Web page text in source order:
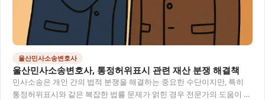
울산민사소송변호사
울산민사소송변호사, 통정허위표시 관련 재산 분쟁 해결책
민사소송은 개인 간의 법적 분쟁을 해결하는 중요한 수단이지만, 특히
통정허위표시와 같은 복잡한 법률 문제가 얽힌 경우 전문가의 도움이 필